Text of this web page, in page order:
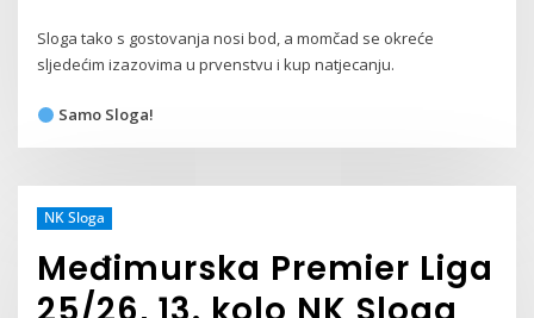
Sloga tako s gostovanja nosi bod, a momčad se okreće
sljedećim izazovima u prvenstvu i kup natjecanju.
Samo Sloga!
NK Sloga
Međimurska Premier Liga